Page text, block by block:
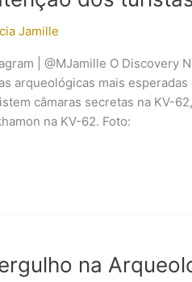
Jamille
| @MJamille O Discovery
arqueológicas mais
câmaras secretas na KV-
na KV-62. Foto:
na